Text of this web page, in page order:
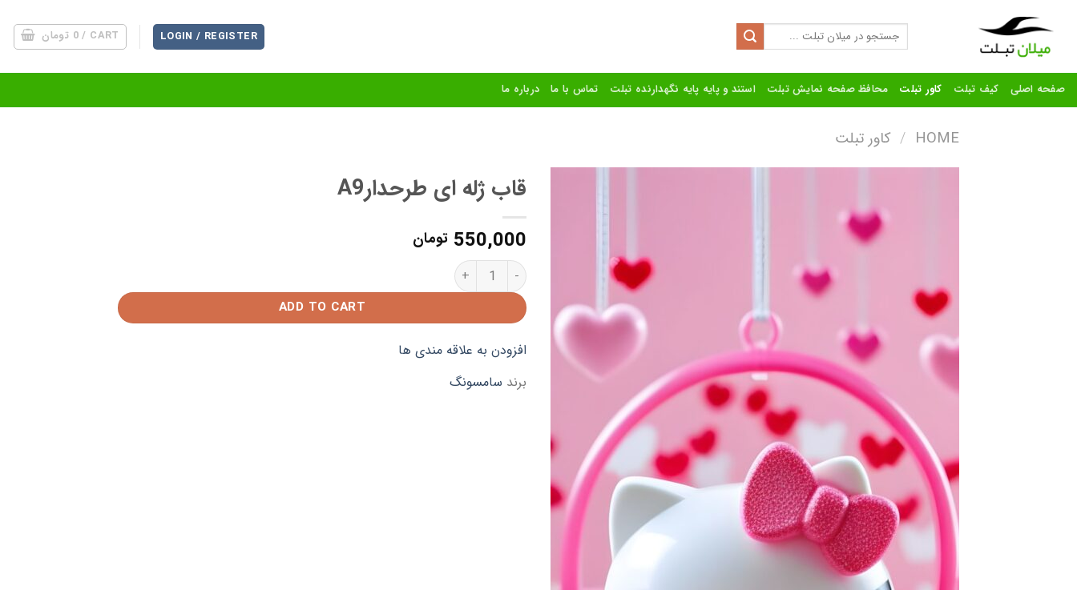
content
Search
for:
LOGIN / REGISTER
CART /
0 تومان
صفحه اصلی کیف تبلت کاور تبلت محافظ صفحه نمایش تبلت استند و پایه پایه نگهدارنده تبلت تماس با ما درباره ما
HOME
/ کاور تبلت
قاب ژله ای طرحدارA9
550,000 تومان
قاب ژله ای طرحدارA9 quantity
ADD TO CART
افزودن به علاقه مندی ها
برند سامسونگ